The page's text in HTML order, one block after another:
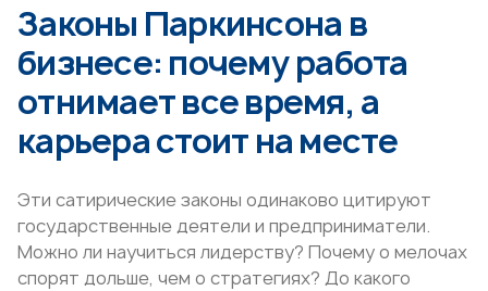
Законы Паркинсона в
бизнесе: почему работа
отнимает все время, а
карьера стоит на месте
Эти сатирические законы одинаково цитируют
государственные деятели и предприниматели.
Можно ли научиться лидерству? Почему о мелочах
спорят дольше, чем о стратегиях? До какого